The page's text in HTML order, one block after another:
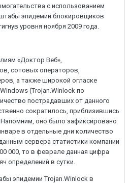
с использованием
эпидемии блокировщиков
уровня ноября 2009 года.
«Доктор Веб»,
сотовых операторов,
а также широкой огласке
(Trojan.Winlock по
пострадавших от данного
сократилось, приблизившись
оно было зафиксировано
в отдельные дни количество
сервера статистики компании
000, то в феврале данная цифра
определений в сутки.
эпидемии Trojan.Winlock в